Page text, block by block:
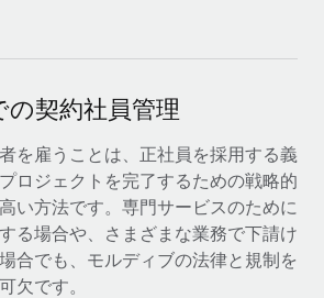
ツールを活用して業務プロセスを効率化す
ンプライアンスの専門サポート
チェック
スをシンプルに
ロジーパートナー
機能を柔軟に自社プラットフォームへ統合
ーシップの可能性を検討する
近日リリース予定
に関するコンサルティング
表示する
契約社員管理
を雇うことは、正社員を採用する義
ロジェクトを完了するための戦略的
い方法です。専門サービスのために
る場合や、さまざまな業務で下請け
合でも、モルディブの法律と規制を
欠です。